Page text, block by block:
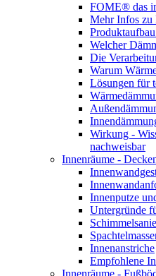
FOME® das
Mehr Infos zu
Welcher
Die
Warum
Lösungen für
Wirkung -
nachweisbar
Innenräume -
Innenputze
Untergründe
Innenanstriche
Empfohlene